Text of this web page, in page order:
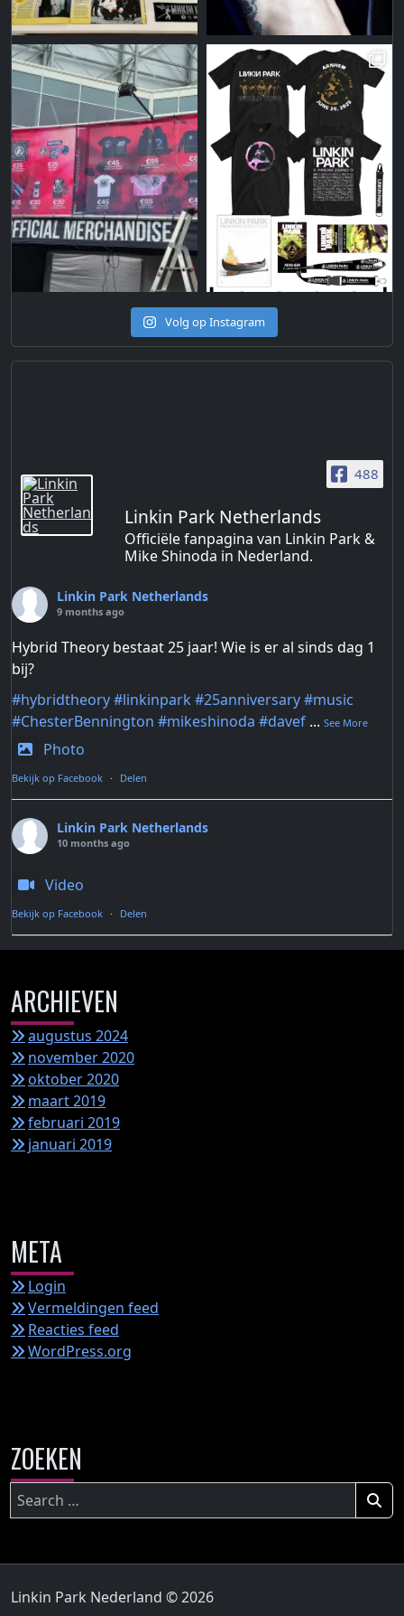
Volg op Instagram
488
Linkin Park Netherlands
Officiële fanpagina van Linkin Park &
Mike Shinoda in Nederland.
Linkin Park Netherlands
9 months ago
Hybrid Theory bestaat 25 jaar! Wie is er al sinds dag 1
bij?
#hybridtheory#linkinpark#25anniversary#music
#ChesterBennington #mikeshinoda #davef ... See More
Photo
Bekijk op Facebook · Delen
Linkin Park Netherlands
10 months ago
Video
Bekijk op Facebook · Delen
ARCHIEVEN
augustus 2024
november 2020
oktober 2020
maart 2019
februari 2019
januari 2019
META
Login
Vermeldingen feed
Reacties feed
WordPress.org
ZOEKEN
Zoeken
naar:
Linkin Park Nederland © 2026